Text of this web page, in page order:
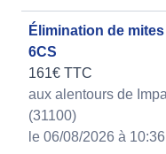
Élimination de
6CS
161€ TTC
aux alentours de
(31100)
le 06/08/2026 à 10:36